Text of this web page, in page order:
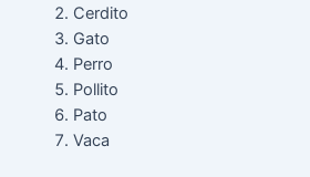
Cerdito
Gato
Perro
Pollito
Pato
Vaca